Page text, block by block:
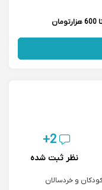
2+
نظر ثبت شده
و خردسالان